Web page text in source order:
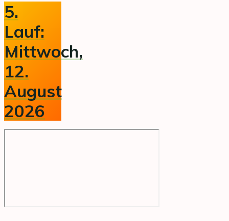
5.
Lauf:
Mittwoch,
12.
August
2026